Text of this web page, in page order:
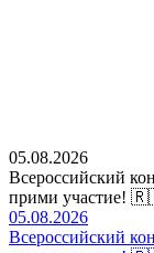
05.08.2026
Всероссийский
прими участие!
05.08.2026
Всероссийский